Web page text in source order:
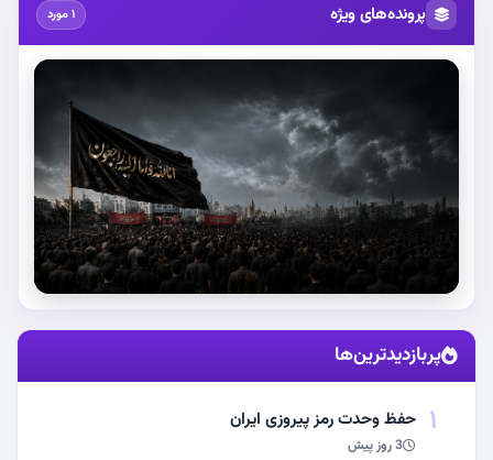
پرونده‌های ویژه 1 مورد
استقبال از آقای شهید ایران
مشاهده اخبار
پربازدیدترین‌ها
1 حفظ وحدت رمز پیروزی ایران
3 روز پیش